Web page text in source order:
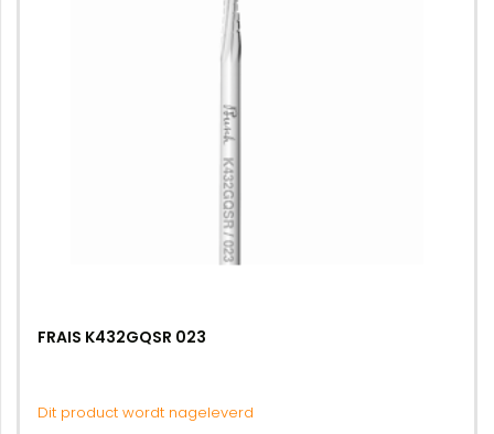
FRAIS K432GQSR 023
Dit product wordt nageleverd